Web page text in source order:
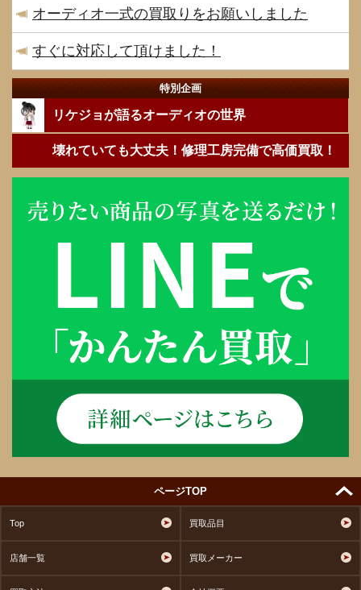
オーディオ一式の買取りをお願いしました
すぐに対応して頂けました！
特別企画
リケジョが語るオーディオの世界
壊れていても大丈夫！修理工房完備で高価買取！
ページTOP
Top 買取品目
店舗一覧 買取メーカー